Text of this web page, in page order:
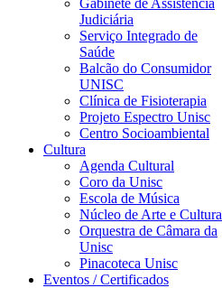
Gabinete de Assistência
Judiciária
Serviço Integrado de
Saúde
Balcão do Consumidor
UNISC
Clínica de Fisioterapia
Projeto Espectro Unisc
Centro Socioambiental
Cultura
Agenda Cultural
Coro da Unisc
Escola de Música
Núcleo de Arte e Cultura
Orquestra de Câmara da
Unisc
Pinacoteca Unisc
Eventos / Certificados